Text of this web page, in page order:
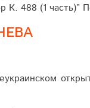
К. 488 (1